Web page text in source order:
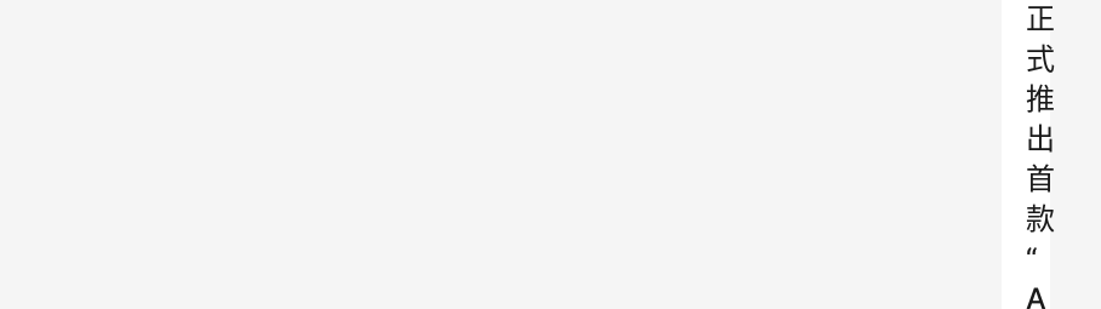
正
式
推
出
首
款
“
A